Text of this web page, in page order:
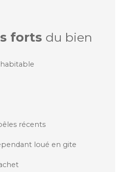
forts du bien
récents
loué en gite